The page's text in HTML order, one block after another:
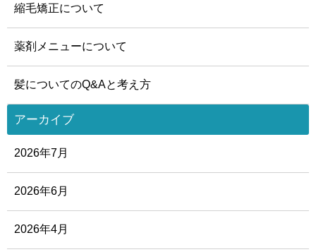
縮毛矯正について
薬剤メニューについて
髪についてのQ&Aと考え方
アーカイブ
2026年7月
2026年6月
2026年4月